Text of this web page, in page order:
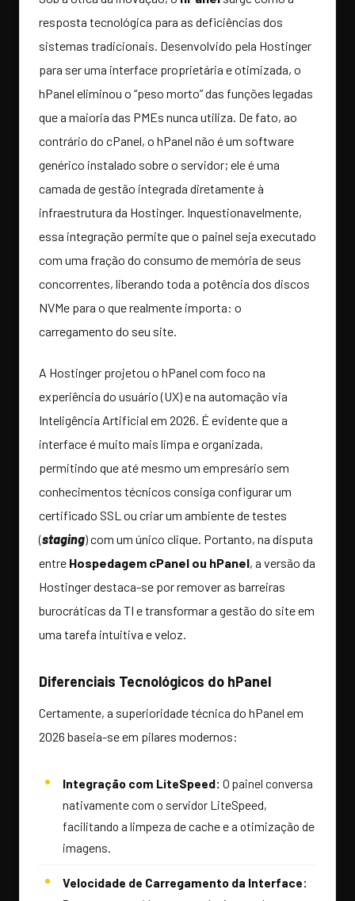
resposta tecnológica para as deficiências dos
sistemas tradicionais. Desenvolvido pela Hostinger
para ser uma interface proprietária e otimizada, o
hPanel eliminou o “peso morto” das funções legadas
que a maioria das PMEs nunca utiliza. De fato, ao
contrário do cPanel, o hPanel não é um software
genérico instalado sobre o servidor; ele é uma
camada de gestão integrada diretamente à
infraestrutura da Hostinger. Inquestionavelmente,
essa integração permite que o painel seja executado
com uma fração do consumo de memória de seus
concorrentes, liberando toda a potência dos discos
NVMe para o que realmente importa: o
carregamento do seu site.
A Hostinger projetou o hPanel com foco na
experiência do usuário (UX) e na automação via
Inteligência Artificial em 2026. É evidente que a
interface é muito mais limpa e organizada,
permitindo que até mesmo um empresário sem
conhecimentos técnicos consiga configurar um
certificado SSL ou criar um ambiente de testes
(staging) com um único clique. Portanto, na disputa
entre Hospedagem cPanel ou hPanel, a versão da
Hostinger destaca-se por remover as barreiras
burocráticas da TI e transformar a gestão do site em
uma tarefa intuitiva e veloz.
Diferenciais Tecnológicos do hPanel
Certamente, a superioridade técnica do hPanel em
2026 baseia-se em pilares modernos:
Integração com LiteSpeed: O painel conversa
nativamente com o servidor LiteSpeed,
facilitando a limpeza de cache e a otimização de
imagens.
Velocidade de Carregamento da Interface: